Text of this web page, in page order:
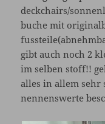
deckchairs/
buche mit
gibt auch noch 2
im selben stoff!!
alles in allem sehr
nennenswerte